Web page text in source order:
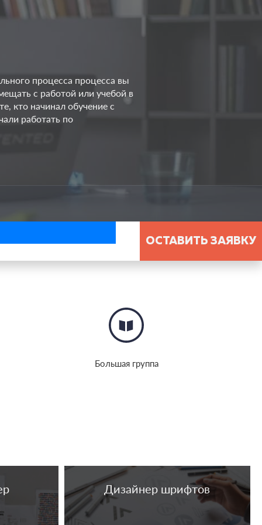
процесса процесса вы
с работой или учебой в
кто начинал обучение с
работать по
Большая группа
Дизайнер шрифтов
ОСТАВИТЬ ЗАЯВКУ